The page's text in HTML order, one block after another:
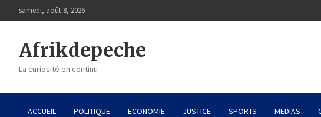
to
samedi, août 8, 2026
Afrikdepeche
La curiosité en continu
ACCUEIL POLITIQUE ECONOMIE JUSTICE SPORTS MEDIAS